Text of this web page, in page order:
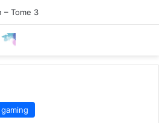
– Tome 3